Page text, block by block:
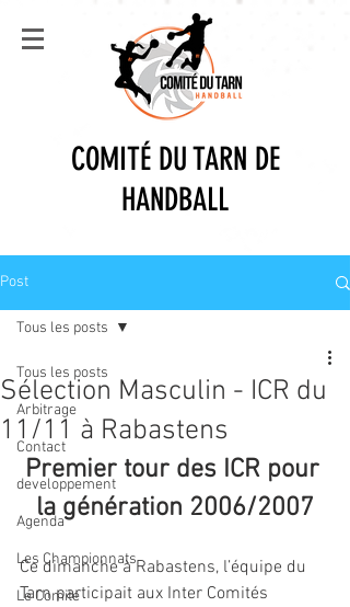
COMITÉ DU TARN DE
HANDBALL
Post
Tous les posts
Arbitrage
Contact
developpement
Agenda
Les Championnats
Le Comite
Tous les posts
Sélection Masculin - ICR du
11/11 à Rabastens
Premier tour des ICR pour
la génération 2006/2007
Ce dimanche à Rabastens, l’équipe du
Tarn participait aux Inter Comités